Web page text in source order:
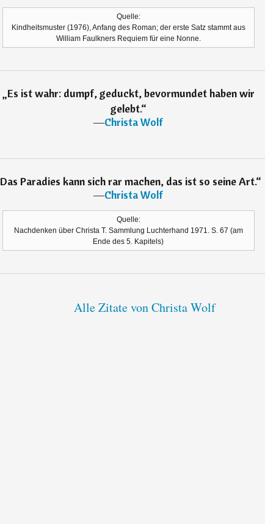
Quelle:
Kindheitsmuster (1976), Anfang des Roman; der erste Satz stammt aus
William Faulkners Requiem für eine Nonne.
„Es ist wahr: dumpf, geduckt, bevormundet haben wir
gelebt.“
―Christa Wolf
Das Paradies kann sich rar machen, das ist so seine Art.“
―Christa Wolf
Quelle:
Nachdenken über Christa T. Sammlung Luchterhand 1971. S. 67 (am
Ende des 5. Kapitels)
Alle Zitate von Christa Wolf